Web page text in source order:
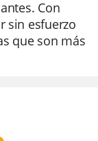
Con
sin esfuerzo
que son más